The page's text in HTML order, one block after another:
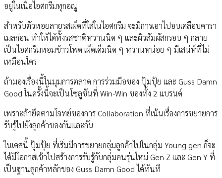
อยู่ในเนื้อไอศกรีมทุกอณู
สำหรับตัวหอยลายรสเผ็ดที่ใส่ในไอศกรีม จะมีการเอาไปอบเคลือบคารา
เมลก่อน ทำให้ได้ทั้งรสชาติหวานนิด ๆ และผิวสัมผัสกรอบ ๆ กลาย
เป็นไอศกรีมหอมข้าวโพด เผ็ดเค็มนิด ๆ หวานหน่อย ๆ มีเสน่ห์ที่ไม่
เหมือนใคร
ถ้ามองเรื่องนี้ในมุมการตลาด การร่วมมือของ ปุ้มปุ้ย และ Guss Damn
Good ในครั้งนี้จะเป็นโซลูชันที่ Win-Win ของทั้ง 2 แบรนด์
เพราะถ้ายึดตามโจทย์ของการ Collaboration ที่เน้นเรื่องการขยายการ
รับรู้ไปยังลูกค้าของกันและกัน
ในเคสนี้ ปุ้มปุ้ย ที่เริ่มมีการขยายกลุ่มลูกค้าไปในกลุ่ม Young gen ก็จะ
ได้มีโอกาสเข้าไปสร้างการรับรู้กับกลุ่มคนรุ่นใหม่ Gen Z และ Gen Y ที่
เป็นฐานลูกค้าหลักของ Guss Damn Good ได้ทันที